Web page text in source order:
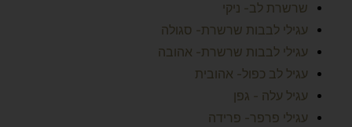
שרשרת לב- ניקי
עגילי לבבות שרשרת- סגולה
עגילי לבבות שרשרת- אהובה
עגיל לב כפול- אהובית
עגיל עלה - גפן
עגילי פרפר- פרידה